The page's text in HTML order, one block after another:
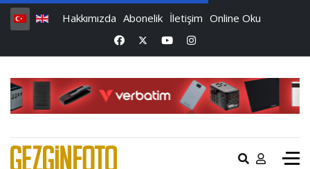
Hakkımızda Abonelik İletişim Online Oku